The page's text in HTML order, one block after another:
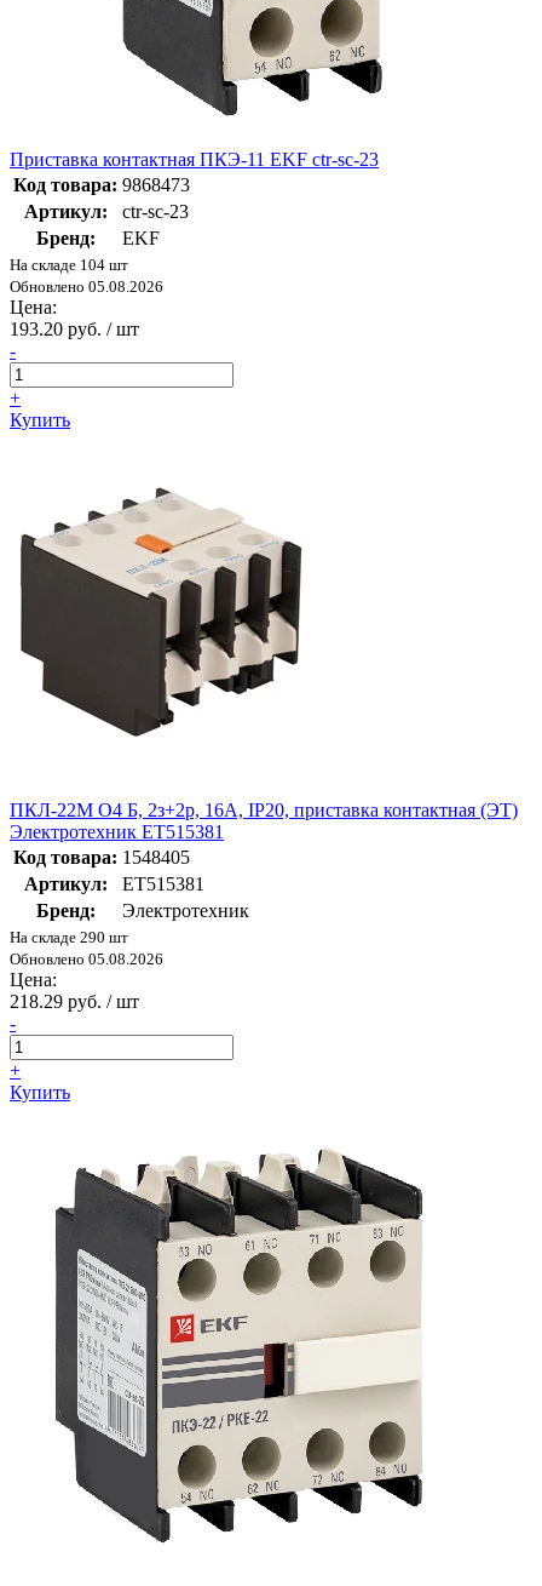
Приставка контактная ПКЭ-11 EKF ctr-sc-23
Код товара: 9868473
Артикул:
ctr-sc-23
Бренд:
EKF
На складе 104 шт
Обновлено 05.08.2026
Цена:
193.20 руб. / шт
-
+
Купить
ПКЛ-22М О4 Б, 2з+2р, 16А, IP20, приставка контактная (ЭТ)
Электротехник ET515381
Код товара: 1548405
Артикул:
ET515381
Бренд:
Электротехник
На складе 290 шт
Обновлено 05.08.2026
Цена:
218.29 руб. / шт
-
+
Купить